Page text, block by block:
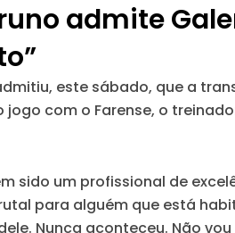
admite
este sábado, que a
jogo com o Farense, o
sido um profissional de
para alguém que está
Nunca aconteceu. Não